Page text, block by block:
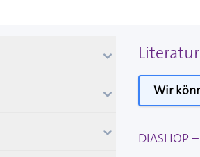
Wir
DIASHOP